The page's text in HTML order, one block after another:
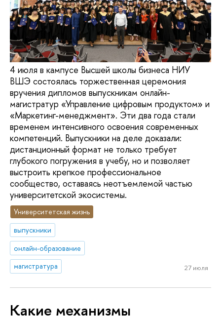
4 июля в кампусе Высшей школы бизнеса НИУ
ВШЭ состоялась торжественная церемония
вручения дипломов выпускникам онлайн-
магистратур «Управление цифровым продуктом» и
«Маркетинг-менеджмент». Эти два года стали
временем интенсивного освоения современных
компетенций. Выпускники на деле доказали:
дистанционный формат не только требует
глубокого погружения в учебу, но и позволяет
выстроить крепкое профессиональное
сообщество, оставаясь неотъемлемой частью
университетской экосистемы.
Университетская жизнь
выпускники
онлайн-образование
магистратура
27 июля
Какие механизмы